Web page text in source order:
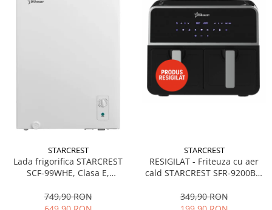
STARCREST
Lada frigorifica STARCREST
SCF-99WHE, Clasa E,
convertibil - functie frigider,
Termostat reglabil, Alb
749,90 RON
STARCREST
RESIGILAT - Friteuza cu aer
cald STARCREST SFR-9200BK,
Termostat 80 - 200 °C, 8
programe predefinite, Negru
349,90 RON